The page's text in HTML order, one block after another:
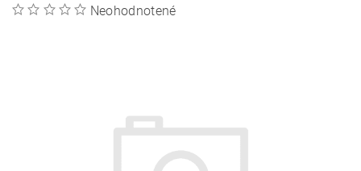
Neohodnotené